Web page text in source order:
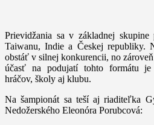
Prievidžania sa v základnej
Taiwanu, Indie a Českej republiky.
obstáť v silnej konkurencii, no
účasť na podujatí tohto formátu je
hráčov, školy aj klubu.
Na šampionát sa teší aj riaditeľka
Nedožerského Eleonóra Porubcová: